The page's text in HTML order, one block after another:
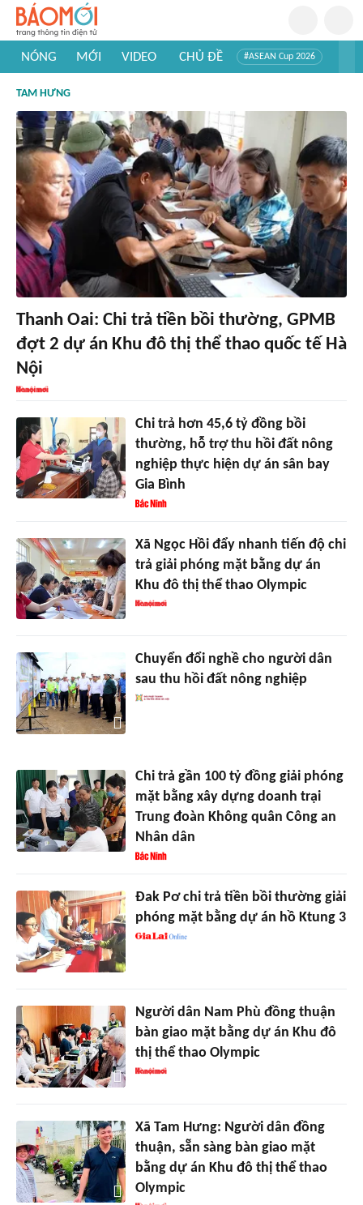
NÓNG MỚI VIDEO CHỦ ĐỀ #ASEAN Cup 2026
#Khám phá thế giới
TAM HƯNG
Thanh Oai: Chi trả tiền bồi thường, GPMB
đợt 2 dự án Khu đô thị thể thao quốc tế Hà
Nội
Chi trả hơn 45,6 tỷ đồng bồi
thường, hỗ trợ thu hồi đất nông
nghiệp thực hiện dự án sân bay
Gia Bình
Xã Ngọc Hồi đẩy nhanh tiến độ chi
trả giải phóng mặt bằng dự án
Khu đô thị thể thao Olympic
Chuyển đổi nghề cho người dân
sau thu hồi đất nông nghiệp
Chi trả gần 100 tỷ đồng giải phóng
mặt bằng xây dựng doanh trại
Trung đoàn Không quân Công an
Nhân dân
Đak Pơ chi trả tiền bồi thường giải
phóng mặt bằng dự án hồ Ktung 3
Người dân Nam Phù đồng thuận
bàn giao mặt bằng dự án Khu đô
thị thể thao Olympic
Xã Tam Hưng: Người dân đồng
thuận, sẵn sàng bàn giao mặt
bằng dự án Khu đô thị thể thao
Olympic